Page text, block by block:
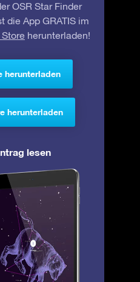
OSR Star Finder
die App GRATIS im
herunterladen!
herunterladen
herunterladen
lesen